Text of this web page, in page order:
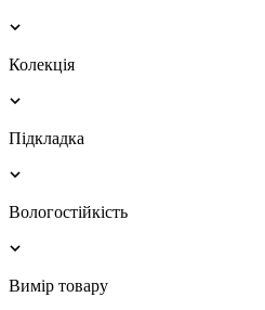
Колекція
Підкладка
Вологостійкість
Вимір товару